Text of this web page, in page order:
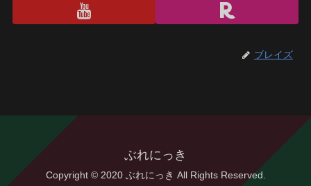
ブレイズ
ぶれにっき
Copyright © 2020 ぶれにっき All Rights Reserved.